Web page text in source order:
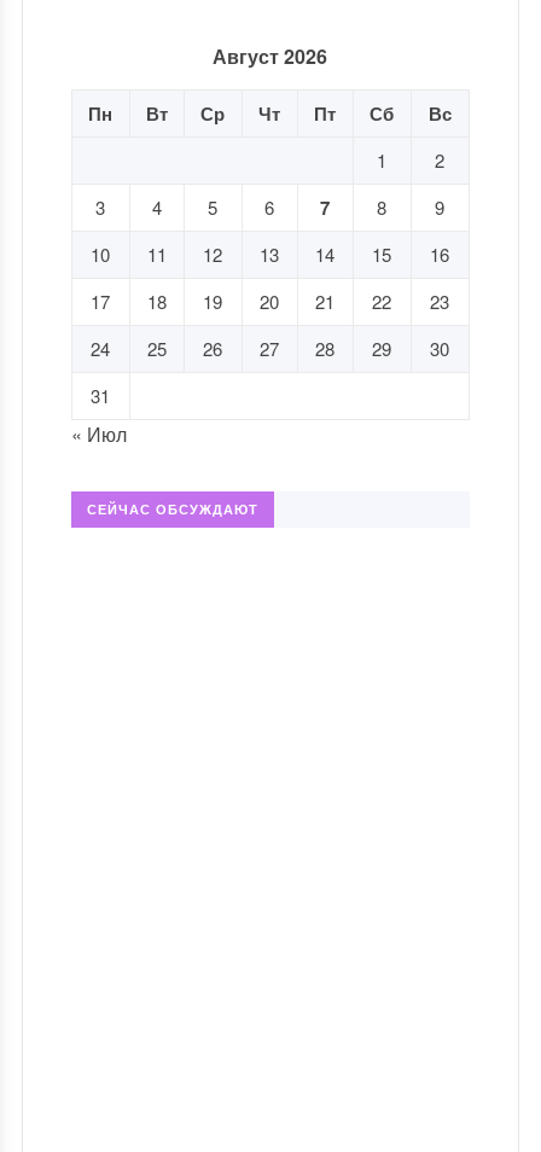
Август 2026
Пн Вт Ср Чт Пт Сб Вс
1
2
3
4 5 6 7 8
9
10
11 12 13 14 15
16
17
18 19 20 21 22
23
24
25 26 27 28 29
30
31
« Июл
СЕЙЧАС ОБСУЖДАЮТ